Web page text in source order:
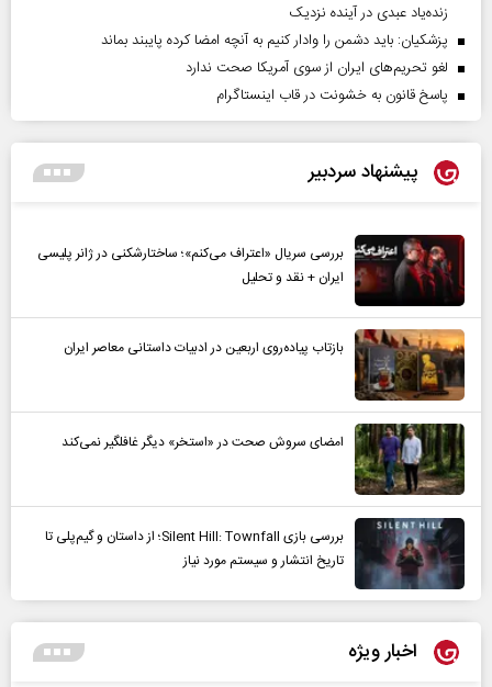
زنده‌یاد عبدی در آینده نزدیک
پزشکیان: باید دشمن را وادار کنیم به آنچه امضا کرده پایبند بماند
لغو تحریم‌های ایران از سوی آمریکا صحت ندارد
پاسخ قانون به خشونت در قاب اینستاگرام
پیشنهاد سردبیر
بررسی سریال «اعتراف می‌کنم»؛ ساختارشکنی در ژانر پلیسی
ایران + نقد و تحلیل
بازتاب پیاده‌روی اربعین در ادبیات داستانی معاصر ایران
امضای سروش صحت در «استخر» دیگر غافلگیر نمی‌کند
بررسی بازی Silent Hill: Townfall؛ از داستان و گیم‌پلی تا
تاریخ انتشار و سیستم مورد نیاز
اخبار ویژه